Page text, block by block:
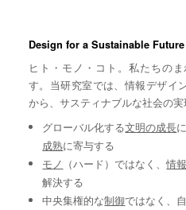
Design for a Sustainable Future
ヒト・モノ・コト。私たちの
す。当研究室では、情報デザイ
から、サスティナブルな社会の実
グローバル化する文明の成長
成熟に寄与する
モノ （ハード）ではなく、情
解決する
中央集権的な制御ではなく、